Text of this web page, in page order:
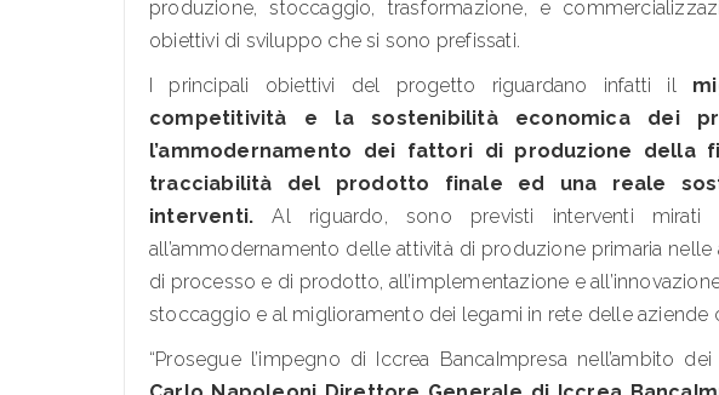
produzione, stoccaggio, trasformazione, e
obiettivi di sviluppo che si sono prefissati.
I principali obiettivi del progetto riguardano infatti il
competitività e la sostenibilità economica dei
l’ammodernamento dei fattori di produzione della
tracciabilità del prodotto finale ed una reale
interventi. Al riguardo, sono previsti interventi
all’ammodernamento delle attività di produzione primaria nelle
di processo e di prodotto, all’implementazione e
stoccaggio e al miglioramento dei legami in rete delle aziende
“Prosegue l’impegno di Iccrea BancaImpresa nell’ambito